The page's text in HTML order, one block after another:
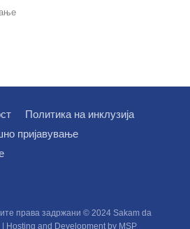
Политика на инклузија
пријавување
права задржани © 2024 Sakam da
Hosting and Development by MSP